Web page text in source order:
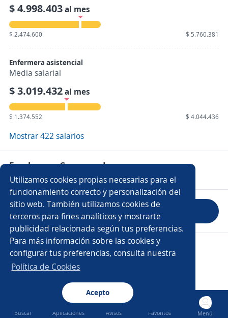
Utilizamos cookies propias necesarias para el
funcionamiento correcto y personalización del
sitio web. También utilizamos cookies de
terceros para fines analíticos y mostrarte
publicidad relacionada según tus preferencias.
Para más información sobre las cookies y
configurar tus preferencias, consulta nuestra
Política de Cookies
Acepto
Buscar Aplicaciones Avisos Favoritos Menú
$ 4.998.403al mes
$ 2.474.600 $ 5.760.381
Enfermera asistencial
Media salarial
$ 3.019.432al mes
$ 1.374.552 $ 4.044.436
Mostrar 422 salarios
Empleos en Coopsana Ips
Evaluar empresa
Copyright 2014 - 2026 DGNET LTD.
Aviso legal / Privacidad